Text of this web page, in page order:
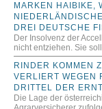
MARKEN HAIBIKE,
REI DEUTSCHE
Der Insolvenz der
nicht entziehen. Sie
RINDER KOMMEN
VERLIERT WEGEN
DRITTEL DER
Die Lage der